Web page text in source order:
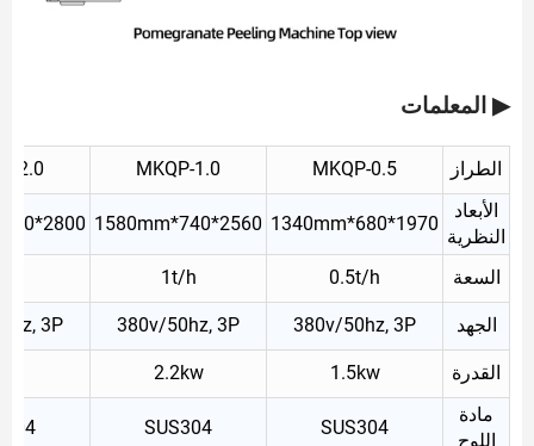
▶ المعلمات
الطراز MKQP-0.5
MKQP-1.0
2.0
الأبعاد
النظرية
1970*680*1340mm
2560*740*1580mm
2800*920*1580mm
السعة 0.5t/h
1t/h
الجهد 380v/50hz, 3P
380v/50hz, 3P
3P
القدرة 1.5kw
2.2kw
مادة
اللوح
SUS304
SUS304